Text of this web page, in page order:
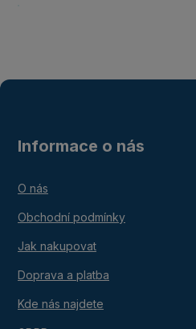
Informace o nás
O nás
Obchodní podmínky
Jak nakupovat
Doprava a platba
Kde nás najdete